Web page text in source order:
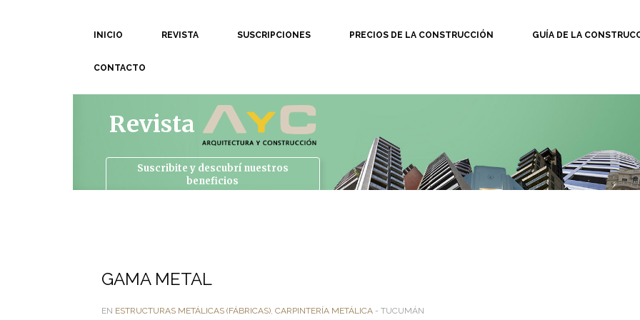
INICIO REVISTA SUSCRIPCIONES PRECIOS DE LA CONSTRUCCIÓN GUÍA DE LA
CONTACTO
Revista
Suscribite y descubrí nuestros
beneficios
GAMA METAL
EN ESTRUCTURAS METÁLICAS (FÁBRICAS), CARPINTERÍA METÁLICA - TUCUMÁN